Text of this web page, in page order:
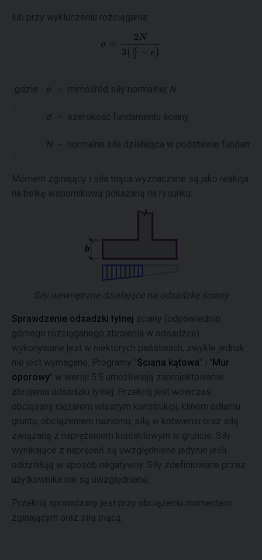
lub przy wykluczeniu rozciągania:
gdzie: e - mimośród siły normalnej N
d - szerokość fundamentu ściany
N - normalna siła działająca w podstawie
Moment zginający i siła tnąca wyznaczane są jako reakcja
na belkę wspornikową pokazaną na rysunku:
Siły wewnętrzne działające na odsadzkę ściany
Sprawdzenie odsadzki tylnej ściany (odpowiednio
górnego rozciąganego zbrojenia w odsadzce)
wykonywane jest w niektórych państwach, zwykle jednak
nie jest wymagane. Programy "Ściana kątowa" i "Mur
oporowy" w wersji 5.5 umożliwiają zaprojektowanie
zbrojenia odsadzki tylnej. Przekrój jest wówczas
obciążany ciężarem własnym konstrukcji, klinem odłamu
gruntu, obciążeniem naziomu, siłą w kotwieniu oraz siłą
związaną z naprężeniem kontaktowym w gruncie. Siły
wynikające z naprężeń są uwzględniene jedynie jeśli
oddziałują w sposób negatywny. Siły zdefiniowane przez
użytkownika nie są uwzględniane.
Przekrój sprawdzany jest przy obciążeniu momentem
zginającym oraz siłą tnącą.